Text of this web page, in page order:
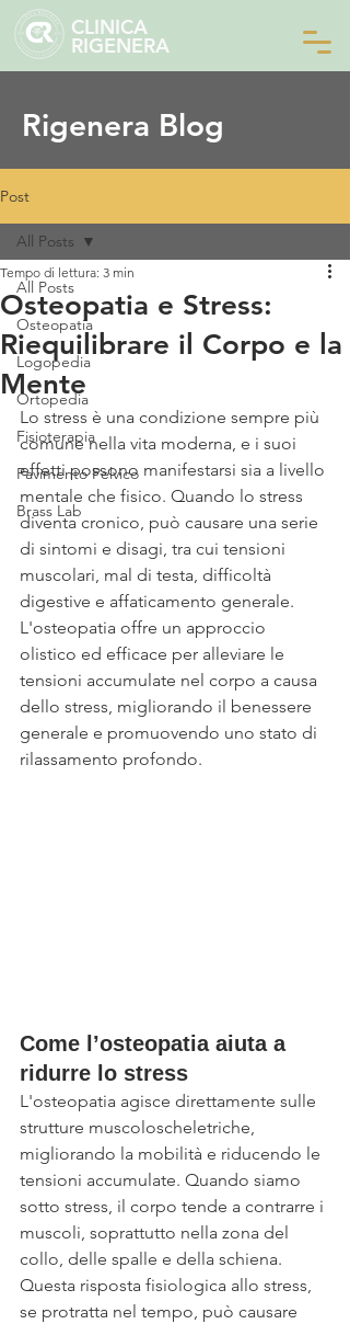
CLINICA
RIGENERA
Rigenera Blog
Post
All Posts
Osteopatia
Logopedia
Ortopedia
Fisioterapia
Pavimento Pelvico
Brass Lab
All Posts
Osteopatia e Stress:
Riequilibrare il Corpo e la
Mente
Tempo di lettura: 3 min
Lo stress è una condizione sempre più
comune nella vita moderna, e i suoi
effetti possono manifestarsi sia a livello
mentale che fisico. Quando lo stress
diventa cronico, può causare una serie
di sintomi e disagi, tra cui tensioni
muscolari, mal di testa, difficoltà
digestive e affaticamento generale.
L'osteopatia offre un approccio
olistico ed efficace per alleviare le
tensioni accumulate nel corpo a causa
dello stress, migliorando il benessere
generale e promuovendo uno stato di
rilassamento profondo.
Come l’osteopatia aiuta a
ridurre lo stress
L'osteopatia agisce direttamente sulle
strutture muscoloscheletriche,
migliorando la mobilità e riducendo le
tensioni accumulate. Quando siamo
sotto stress, il corpo tende a contrarre i
muscoli, soprattutto nella zona del
collo, delle spalle e della schiena.
Questa risposta fisiologica allo stress,
se protratta nel tempo, può causare